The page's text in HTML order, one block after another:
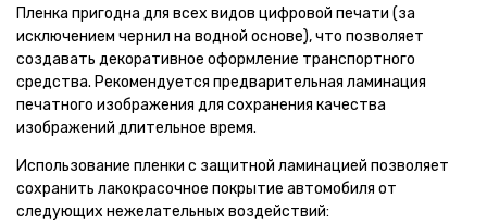
Пленка пригодна для всех видов цифровой печати (за
исключением чернил на водной основе), что позволяет
создавать декоративное оформление транспортного
средства. Рекомендуется предварительная ламинация
печатного изображения для сохранения качества
изображений длительное время.
Использование пленки с защитной ламинацией позволяет
сохранить лакокрасочное покрытие автомобиля от
следующих нежелательных воздействий: